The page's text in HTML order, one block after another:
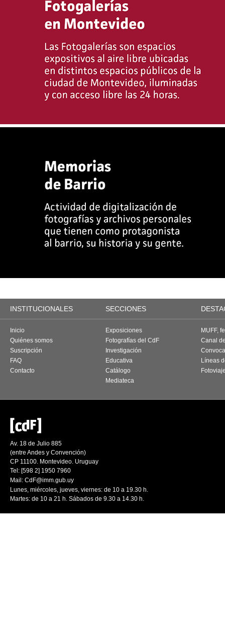
INSTITUCIONALES SECCIONES
Inicio
Quiénes somos
Suscripción
FAQ
Contacto
Exposiciones
Fotografías del CdF
Investigación
Educativa
Catálogo
Mediateca
MUFF,
Canal
Líneas
Av. 18 de Julio 885
(entre Andes y Convención)
CP 11100. Montevideo. Uruguay
Tel: [598 2] 1950 7960
Mail: CdF@imm.gub.uy
Lunes, miércoles, jueves, viernes: de 10 a 19.30 h.
Martes: de 10 a 21 h. Sábados de 9.30 a 14.30 h.